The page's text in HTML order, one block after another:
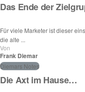
Das Ende der
Für viele Marketer ist dieser
die alte ...
Von
Frank Diemar
Diemars Notes
Die Axt im Hause…